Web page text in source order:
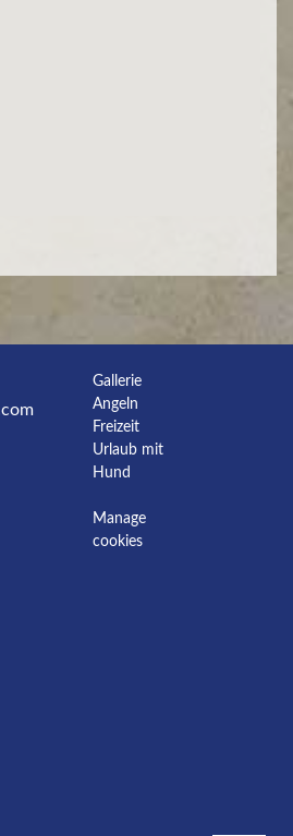
Gallerie
Angeln
Freizeit
Urlaub mit
Hund
Manage
cookies